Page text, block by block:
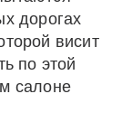
дорогах
висит
по этой
салоне